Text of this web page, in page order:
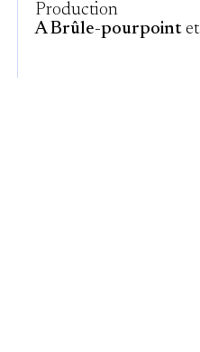
Production
A Brûle-pourpoint